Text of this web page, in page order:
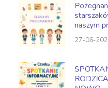
naszym
27-06-